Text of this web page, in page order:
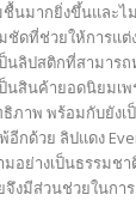
นมากยิ่งขึ้นและไ
ชัดที่ช่วยให้การแ
นลิปสติกที่สามาร
นสินค้ายอดนิยมเ
ธิภาพ พร้อมกับยัง
อีกด้วย ลิปแดง
อย่างเป็นธรรมช
จึงมีส่วนช่วยในก